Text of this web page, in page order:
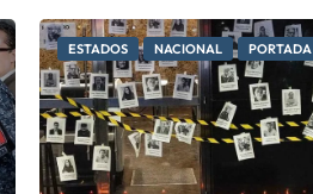
ESTADOS NACIONAL PORTADA